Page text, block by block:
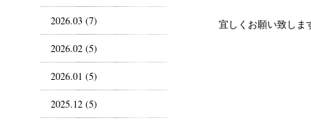
宜しくお願い致しま
2026.03 (7)
2026.02 (5)
2026.01 (5)
2025.12 (5)